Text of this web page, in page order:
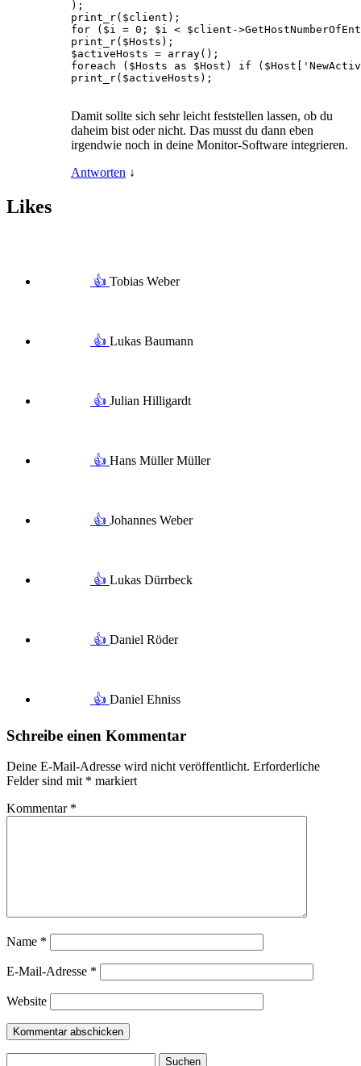
);
print_r($client);
for ($i = 0; $i < $client-
print_r($Hosts);
$activeHosts = array();
foreach ($Hosts as $Host) if
print_r($activeHosts);
Damit sollte sich sehr leicht feststellen lassen, ob du
daheim bist oder nicht. Das musst du dann eben
irgendwie noch in deine Monitor-Software integrieren.
Antworten ↓
Likes
👍 Tobias Weber
👍 Lukas Baumann
👍 Julian Hilligardt
👍 Hans Müller Müller
👍 Johannes Weber
👍 Lukas Dürrbeck
👍 Daniel Röder
👍 Daniel Ehniss
Schreibe einen Kommentar
Deine E-Mail-Adresse wird nicht veröffentlicht. Erforderliche
Felder sind mit * markiert
Kommentar *
Name *
E-Mail-Adresse *
Website